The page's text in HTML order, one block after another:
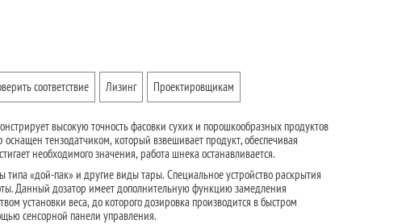
соответствие Лизинг Проектировщикам
высокую точность фасовки сухих и порошкообразных продуктов
тензодатчиком, который взвешивает продукт, обеспечивая
необходимого значения, работа шнека останавливается.
«дой-пак» и другие виды тары. Специальное устройство раскрытия
Данный дозатор имеет дополнительную функцию замедления
установки веса, до которого дозировка производится в быстром
сенсорной панели управления.